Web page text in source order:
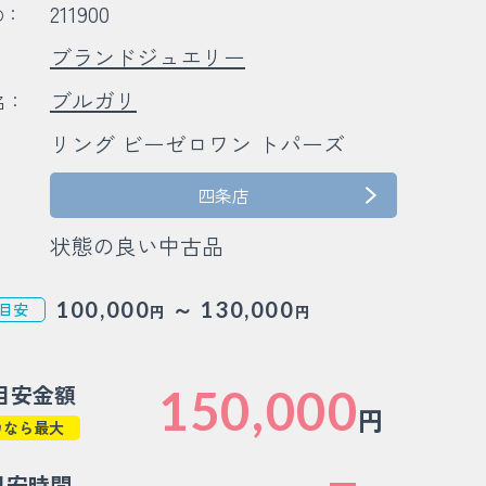
211900
ブランドジュエリー
ブルガリ
リング ビーゼロワン トパーズ
四条店
状態の良い中古品
安 100,000円 ～ 130,000円
安金額
ら最大 150,000円